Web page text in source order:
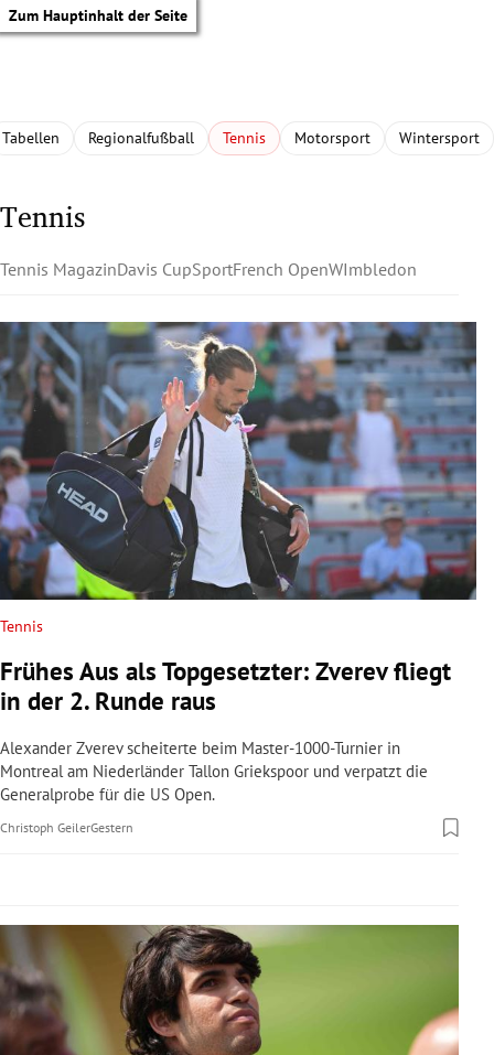
Zum Hauptinhalt der Seite
Untermenü
Untermenü
Untermenü
Untermenü
Untermenü
Untermenü
Untermenü
Untermenü
Tabellen Regionalfußball Tennis Motorsport Wintersport
Tennis
Tennis MagazinDavis CupSportFrench OpenWImbledon
Tennis
Frühes Aus als Topgesetzter: Zverev fliegt
in der 2. Runde raus
Alexander Zverev scheiterte beim Master-1000-Turnier in
Montreal am Niederländer Tallon Griekspoor und verpatzt die
Generalprobe für die US Open.
Christoph GeilerGestern